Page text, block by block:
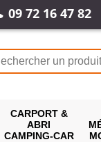
09 72 16 47 82
CARPORT &
ABRI
CAMPING-CAR